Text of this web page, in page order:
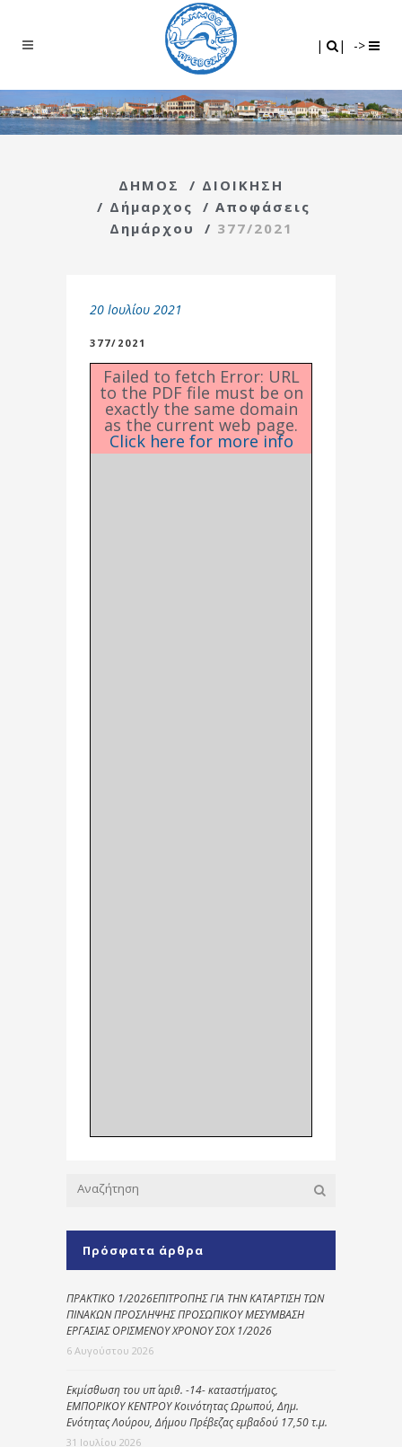
| | ->
ΔΗΜΟΣ / ΔΙΟΙΚΗΣΗ
/ Δήμαρχος / Αποφάσεις
Δημάρχου
/ 377/2021
20 Ιουλίου 2021
377/2021
Failed to fetch Error: URL
to the PDF file must be on
exactly the same domain
as the current web page.
Click here for more info
Πρόσφατα άρθρα
ΠΡΑΚΤΙΚΟ 1/2026ΕΠΙΤΡΟΠΗΣ ΓΙΑ ΤΗΝ ΚΑΤΑΡΤΙΣΗ ΤΩΝ
ΠΙΝΑΚΩΝ ΠΡΟΣΛΗΨΗΣ ΠΡΟΣΩΠΙΚΟΥ ΜΕΣΥΜΒΑΣΗ
ΕΡΓΑΣΙΑΣ ΟΡΙΣΜΕΝΟΥ ΧΡΟΝΟΥ ΣΟΧ 1/2026
6 Αυγούστου 2026
Εκμίσθωση του υπ΄ αριθ. -14- καταστήματος,
ΕΜΠΟΡΙΚΟΥ ΚΕΝΤΡΟΥ Κοινότητας Ωρωπού, Δημ.
Ενότητας Λούρου, Δήμου Πρέβεζας εμβαδού 17,50 τ.μ.
31 Ιουλίου 2026